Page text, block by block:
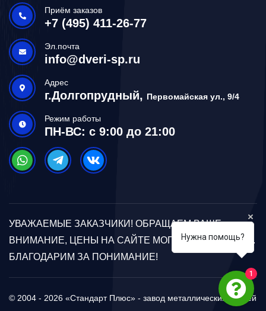
Приём заказов
+7 (495) 411-26-77
Эл.почта
info@dveri-sp.ru
Адрес
г.Долгопрудный, Первомайская ул., 9/4
Режим работы
ПН-ВС: с 9:00 до 21:00
УВАЖАЕМЫЕ ЗАКАЗЧИКИ! ОБРАЩАЕМ ВАШЕ
ВНИМАНИЕ, ЦЕНЫ НА САЙТЕ МОГУТ ОТЛИЧАТЬСЯ.
БЛАГОДАРИМ ЗА ПОНИМАНИЕ!
© 2004 - 2026 «Стандарт Плюс» - завод металлических дверей
Нужна помощь?
1